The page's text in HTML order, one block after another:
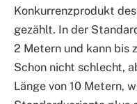
Konkurrenzprodukt
gezählt. In der
2 Metern und kann bis
Schon nicht schlecht,
Länge von 10 Metern,